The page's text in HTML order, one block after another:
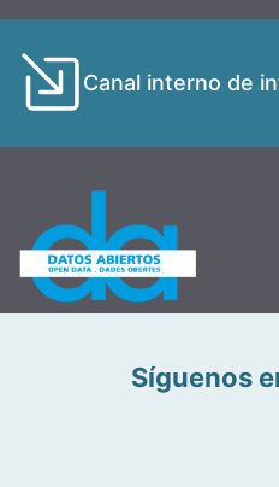
Canal interno de
Síguenos